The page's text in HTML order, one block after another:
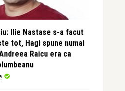
Ilie Nastase s-a facut
tot, Hagi spune numai
Raicu era ca